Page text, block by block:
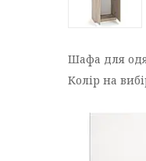
Шафа для
Колір на